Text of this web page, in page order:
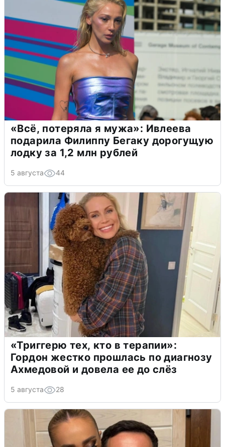
«Всё, потеряла я мужа»: Ивлеева
подарила Филиппу Бегаку дорогущую
лодку за 1,2 млн рублей
5 августа 44
«Триггерю тех, кто в терапии»:
Гордон жестко прошлась по диагнозу
Ахмедовой и довела ее до слёз
5 августа 28